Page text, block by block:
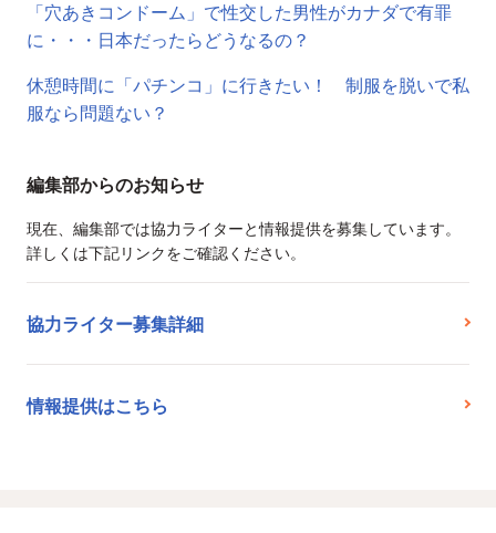
「穴あきコンドーム」で性交した男性がカナダで有罪
に・・・日本だったらどうなるの？
休憩時間に「パチンコ」に行きたい！ 制服を脱いで私
服なら問題ない？
編集部からのお知らせ
現在、編集部では協力ライターと情報提供を募集しています。
詳しくは下記リンクをご確認ください。
協力ライター募集詳細
情報提供はこちら